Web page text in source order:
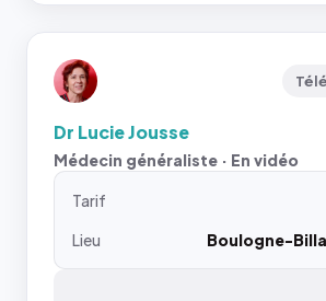
Dr Lucie Jousse
Médecin généraliste · En vidéo
Tarif
Lieu
Boulogne-